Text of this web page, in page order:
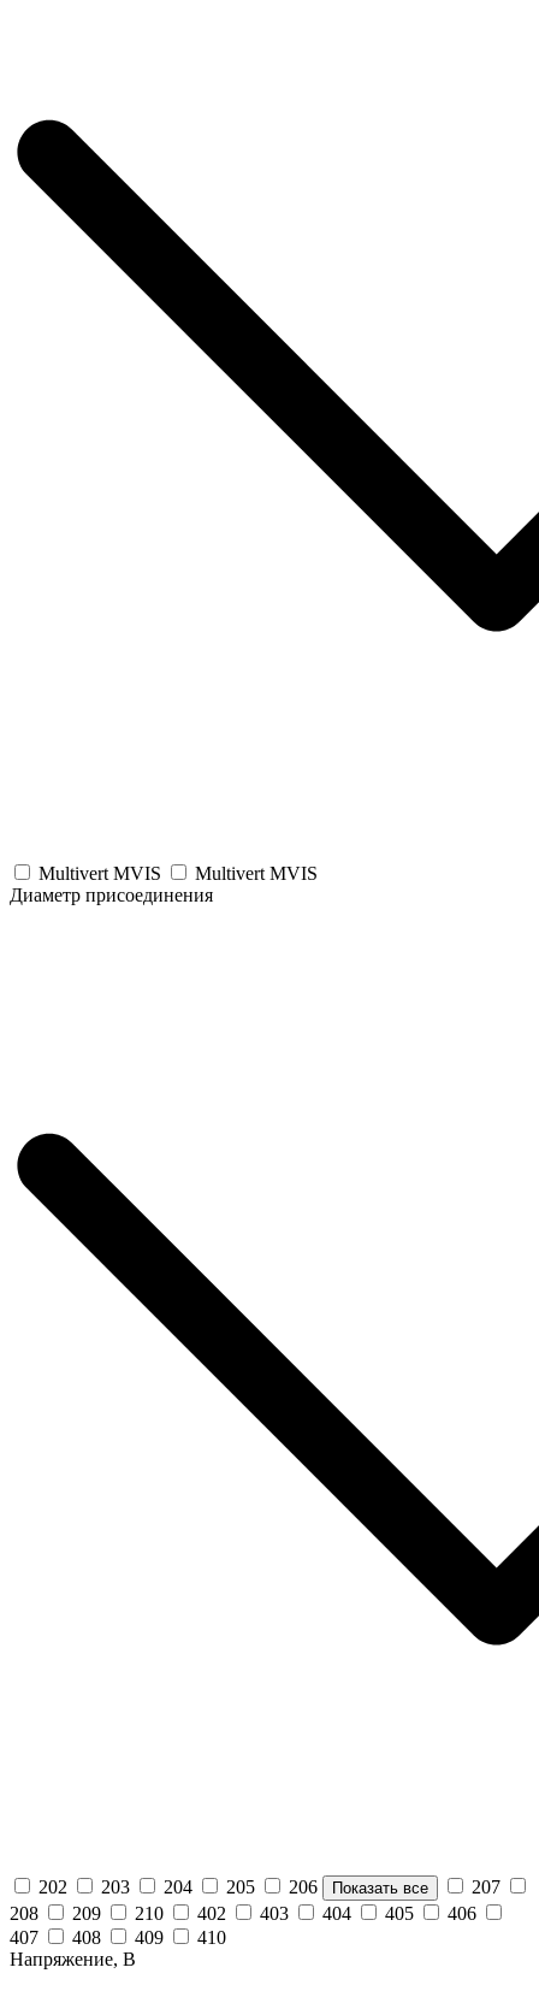
Multivert MVIS
Multivert MVIS
Диаметр присоединения
202 203 204 205 206 Показать все
207
208
209 210 402 403 404 405
406
407
408 409
410
Напряжение, В